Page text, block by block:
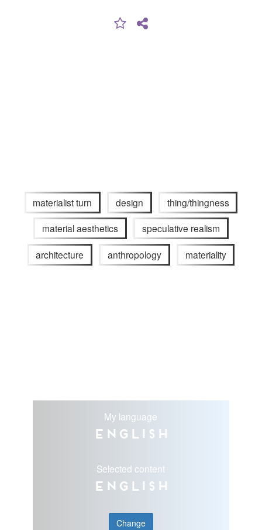
materialist turn design thing/thingness
material aesthetics speculative realism
architecture anthropology materiality
My language
English
Selected content
English
Change